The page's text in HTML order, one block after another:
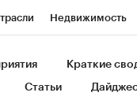
Недвижимость
Спецпроекты СПб
Краткие
Статьи